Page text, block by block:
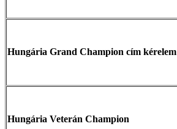
Hungária Grand Champion cím kérelem
Hungária Veterán Champion